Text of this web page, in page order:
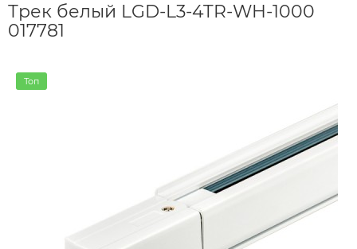
Трек белый LGD-L3-4TR-WH-1000
017781
Топ